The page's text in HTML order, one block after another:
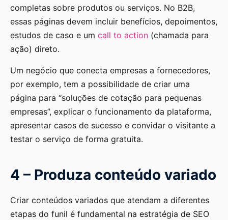
completas sobre produtos ou serviços. No B2B,
essas páginas devem incluir benefícios, depoimentos,
estudos de caso e um call to action (chamada para
ação) direto.
Um negócio que conecta empresas a fornecedores,
por exemplo, tem a possibilidade de criar uma
página para “soluções de cotação para pequenas
empresas”, explicar o funcionamento da plataforma,
apresentar casos de sucesso e convidar o visitante a
testar o serviço de forma gratuita.
4 – Produza conteúdo variado
Criar conteúdos variados que atendam a diferentes
etapas do funil é fundamental na estratégia de SEO